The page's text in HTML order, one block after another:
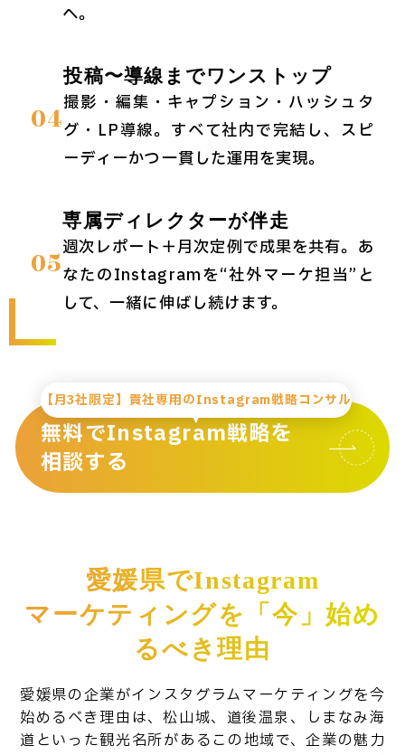
へ。
04
投稿〜導線までワンストップ
撮影・編集・キャプション・ハッシュタ
グ・LP導線。すべて社内で完結し、スピ
ーディーかつ一貫した運用を実現。
05
専属ディレクターが伴走
週次レポート＋月次定例で成果を共有。あ
なたのInstagramを“社外マーケ担当”と
して、一緒に伸ばし続けます。
【月3社限定】貴社専用のInstagram戦略コンサル
無料でInstagram戦略を
相談する
愛媛県でInstagram
マーケティングを「今」始め
るべき理由
愛媛県の企業がインスタグラムマーケティングを今
始めるべき理由は、松山城、道後温泉、しまなみ海
道といった観光名所があるこの地域で、企業の魅力